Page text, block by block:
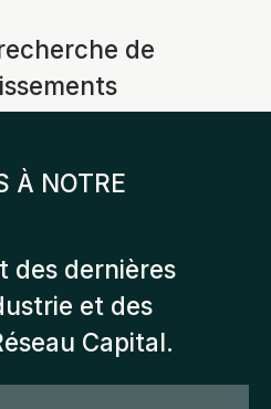
de
À NOTRE
des dernières
et des
Capital.